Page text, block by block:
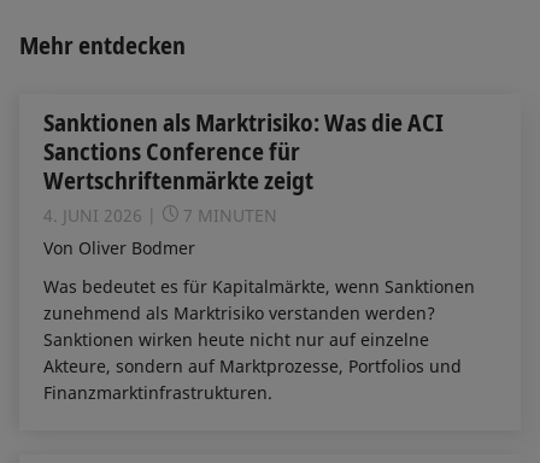
Mehr entdecken
Sanktionen als Marktrisiko: Was die ACI
Sanctions Conference für
Wertschriftenmärkte zeigt
4. JUNI 2026
7 MINUTEN
Von Oliver Bodmer
Was bedeutet es für Kapitalmärkte, wenn Sanktionen
zunehmend als Marktrisiko verstanden werden?
Sanktionen wirken heute nicht nur auf einzelne
Akteure, sondern auf Marktprozesse, Portfolios und
Finanzmarktinfrastrukturen.